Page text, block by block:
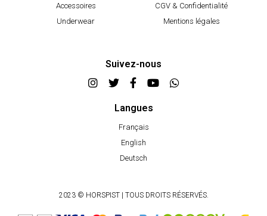
Accessoires
Underwear
CGV & Confidentialité
Mentions légales
Suivez-nous
Langues
Français
English
Deutsch
2023 © HORSPIST | TOUS DROITS RÉSERVÉS.